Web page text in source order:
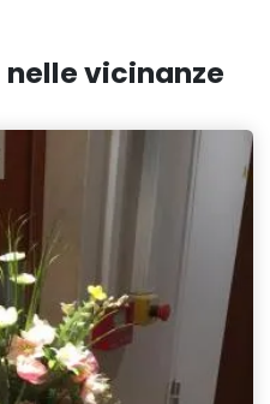
vicinanze